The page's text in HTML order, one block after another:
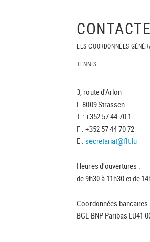
LES COORDONNÉES
TENNIS
3, route d'Arlon
L-8009 Strassen
T : +352 57 44 70 1
F : +352 57 44 70 72
E : secretariat@flt.lu
Heures d'ouvertures :
de 9h30 à 11h30 et de
Coordonnées bancaires
BGL BNP Paribas LU41